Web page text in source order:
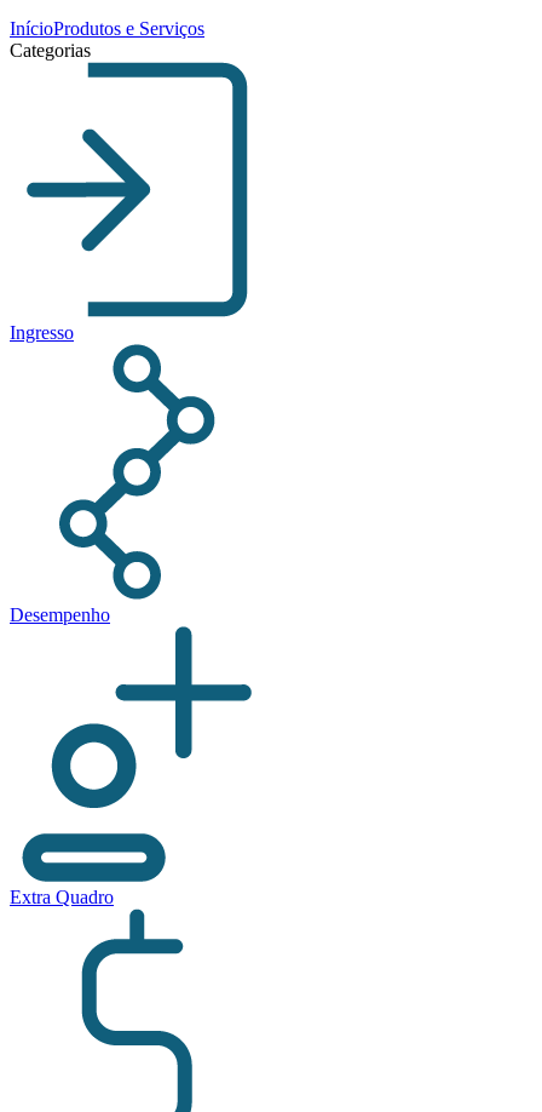
InícioProdutos e Serviços
Categorias
Ingresso
Desempenho
Extra Quadro